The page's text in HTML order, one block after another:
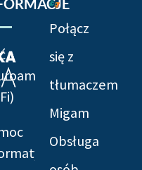
Połącz
się z
tłumaczem
Migam
Obsługa